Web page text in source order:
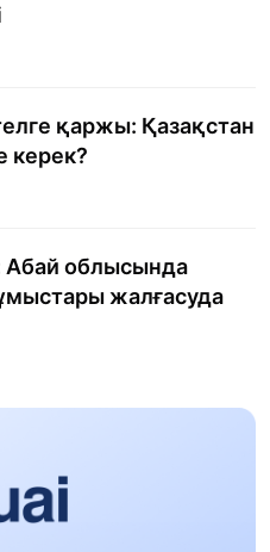
қаржы: Қазақстан
керек?
Абай облысында
жалғасуда
1 H2O» жарысын